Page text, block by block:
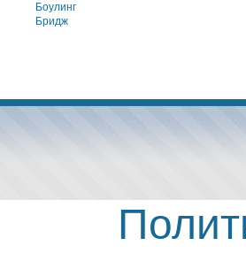
Боулинг
Бридж